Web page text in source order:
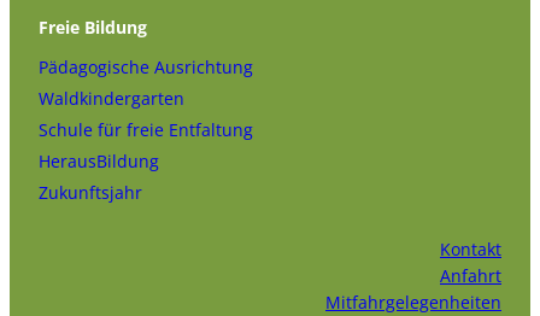
Freie Bildung
Pädagogische Ausrichtung
Waldkindergarten
Schule für freie Entfaltung
HerausBildung
Zukunftsjahr
Kontakt
Anfahrt
Mitfahrgelegenheiten